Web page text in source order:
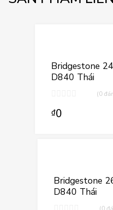
Bridgestone
D840 Thái
(0
₫0
Bridgestone
D840 Thái
(0